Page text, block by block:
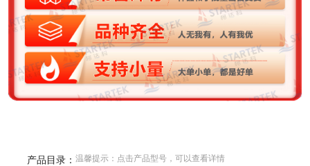
产品目录： 温馨提示：点击产品型号，可以查看详情